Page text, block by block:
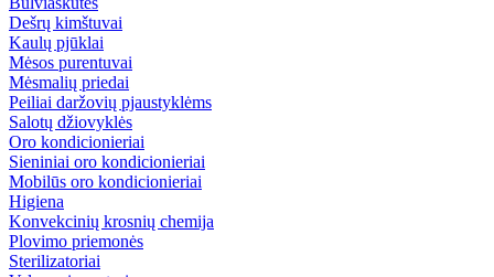
Dešrų kimštuvai
Kaulų pjūklai
Mėsos purentuvai
Mėsmalių priedai
Peiliai daržovių pjaustyklėms
Salotų džiovyklės
Oro kondicionieriai
Sieniniai oro kondicionieriai
Mobilūs oro kondicionieriai
Higiena
Konvekcinių krosnių chemija
Plovimo priemonės
Sterilizatoriai